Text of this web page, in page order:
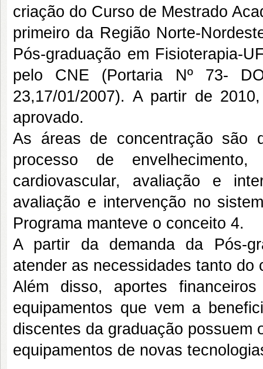
criação do Curso de Mestrado
primeiro da Região Norte-
Pós-graduação em Fisioterapia-
pelo CNE (Portaria Nº 73-
23,17/01/2007). A partir de
aprovado.
As áreas de concentração são
processo de
cardiovascular, avaliação e
avaliação e intervenção no
Programa manteve o conceito 4.
A partir da demanda da Pós-
atender as necessidades tanto do
Além disso, aportes
equipamentos que vem a
discentes da graduação possuem
equipamentos de novas